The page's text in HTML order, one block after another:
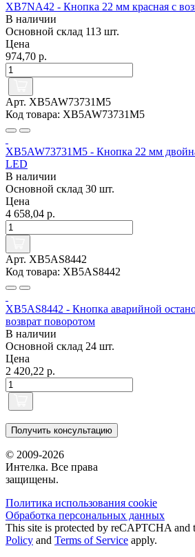
XB7NA42 - Кнопка 22 мм красная с
В наличии
Основной склад 113 шт.
Цена
974,70 р.
Арт. XB5AW73731M5
Код товара: XB5AW73731M5
XB5AW73731M5 - Кнопка 22 мм
LED
В наличии
Основной склад 30 шт.
Цена
4 658,04 р.
Арт. XB5AS8442
Код товара: XB5AS8442
XB5AS8442 - Кнопка аварийной
возврат поворотом
В наличии
Основной склад 24 шт.
Цена
2 420,22 р.
Получить консультацию
© 2009-2026
Интелка. Все права
защищены.
Политика использования сookie
Обработка персональных данных
This site is protected by reCAPTCHA and
Policy and Terms of Service apply.